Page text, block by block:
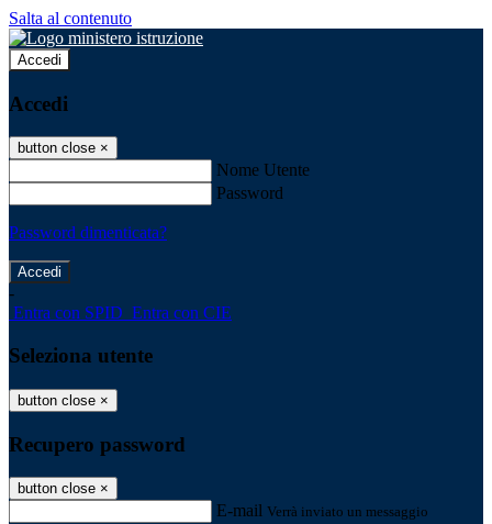
Salta al contenuto
Accedi
Accedi
button close ×
Nome Utente
Password
Password dimenticata?
-
Entra con SPID Entra con CIE
Seleziona utente
button close ×
Recupero password
button close ×
E-mail Verrà inviato un messaggio